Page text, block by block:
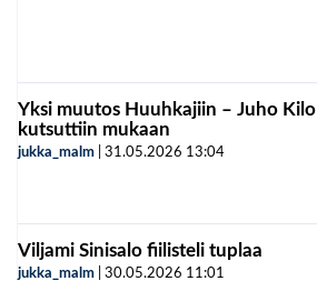
Yksi muutos Huuhkajiin – Juho Kilo
kutsuttiin mukaan
jukka_malm 31.05.2026 13:04
Viljami Sinisalo fiilisteli tuplaa
jukka_malm 30.05.2026 11:01